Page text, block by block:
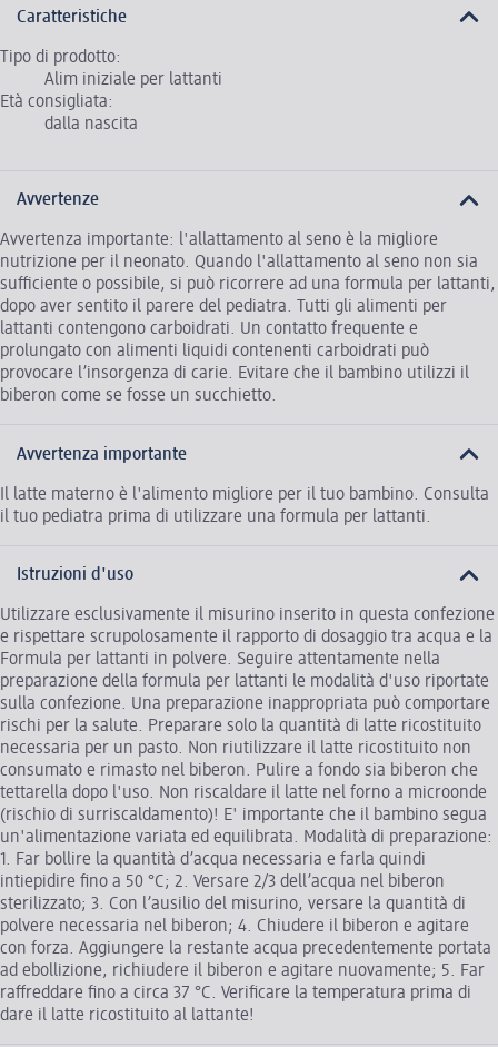
Caratteristiche
Tipo di prodotto:
Alim iniziale per lattanti
Età consigliata:
dalla nascita
Avvertenze
Avvertenza importante: l'allattamento al seno è la migliore
nutrizione per il neonato. Quando l'allattamento al seno non sia
sufficiente o possibile, si può ricorrere ad una formula per lattanti,
dopo aver sentito il parere del pediatra. Tutti gli alimenti per
lattanti contengono carboidrati. Un contatto frequente e
prolungato con alimenti liquidi contenenti carboidrati può
provocare l’insorgenza di carie. Evitare che il bambino utilizzi il
biberon come se fosse un succhietto.
Avvertenza importante
Il latte materno è l'alimento migliore per il tuo bambino. Consulta
il tuo pediatra prima di utilizzare una formula per lattanti.
Istruzioni d'uso
Utilizzare esclusivamente il misurino inserito in questa confezione
e rispettare scrupolosamente il rapporto di dosaggio tra acqua e la
Formula per lattanti in polvere. Seguire attentamente nella
preparazione della formula per lattanti le modalità d'uso riportate
sulla confezione. Una preparazione inappropriata può comportare
rischi per la salute. Preparare solo la quantità di latte ricostituito
necessaria per un pasto. Non riutilizzare il latte ricostituito non
consumato e rimasto nel biberon. Pulire a fondo sia biberon che
tettarella dopo l'uso. Non riscaldare il latte nel forno a microonde
(rischio di surriscaldamento)! E' importante che il bambino segua
un'alimentazione variata ed equilibrata. Modalità di preparazione:
1. Far bollire la quantità d’acqua necessaria e farla quindi
intiepidire fino a 50 °C; 2. Versare 2/3 dell’acqua nel biberon
sterilizzato; 3. Con l’ausilio del misurino, versare la quantità di
polvere necessaria nel biberon; 4. Chiudere il biberon e agitare
con forza. Aggiungere la restante acqua precedentemente portata
ad ebollizione, richiudere il biberon e agitare nuovamente; 5. Far
raffreddare fino a circa 37 °C. Verificare la temperatura prima di
dare il latte ricostituito al lattante!